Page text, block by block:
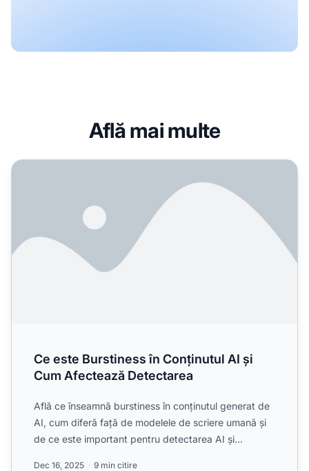
Află mai multe
Ce este Burstiness în Conținutul AI și Cum Afectează
Ce este Burstiness în Conținutul AI și
Cum Afectează Detectarea
Află ce înseamnă burstiness în conținutul generat de
AI, cum diferă față de modelele de scriere umană și
de ce este important pentru detectarea AI și
Dec 16, 2025 9 min citire